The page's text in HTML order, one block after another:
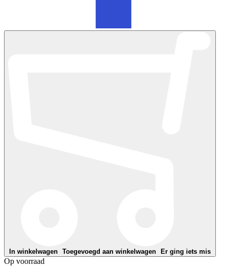
In winkelwagen Toegevoegd aan winkelwagen Er ging iets mis
Op voorraad